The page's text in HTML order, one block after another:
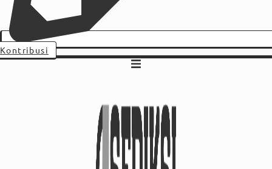
Kontribusi